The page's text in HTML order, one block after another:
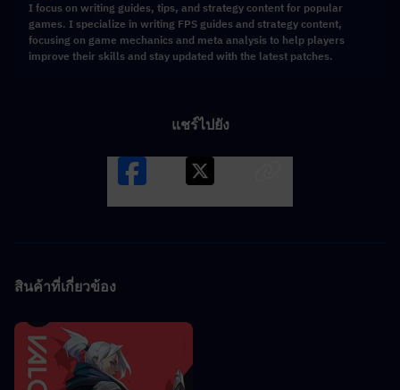
I focus on writing guides, tips, and strategy content for popular
games. I specialize in writing FPS guides and strategy content,
focusing on game mechanics and meta analysis to help players
improve their skills and stay updated with the latest patches.
แชร์ไปยัง
สินค้าที่เกี่ยวข้อง